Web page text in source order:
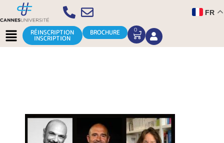
Aller
au
contenu
FR
Menu RÉINSCRIPTION
INSCRIPTION
BROCHURE 0
CART